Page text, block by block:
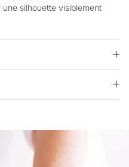
une silhouette visiblement